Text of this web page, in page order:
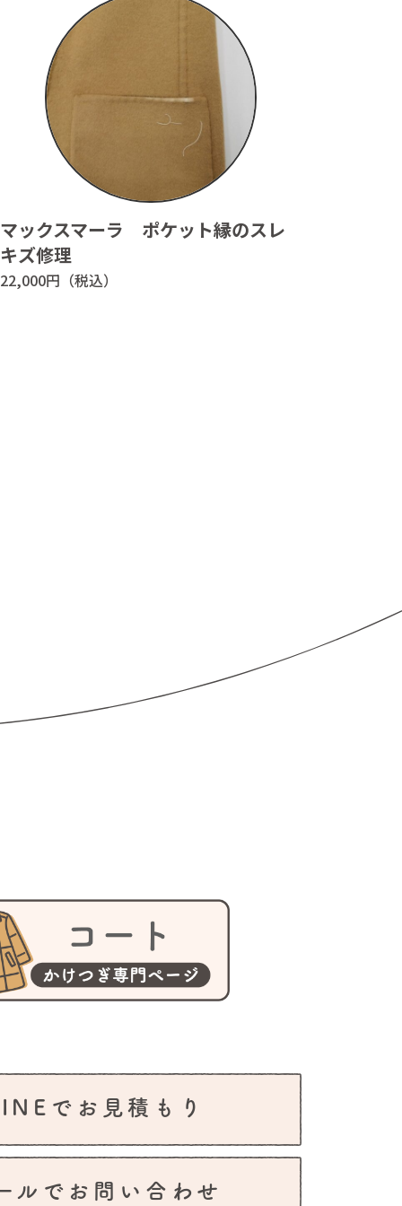
9:00～18:00 日曜日、祝日定休
※土曜日は17:30まで
マックスマーラ ポケット縁のスレ
キズ修理
22,000円（税込）
でお見積もり
ルでお問い合わせ